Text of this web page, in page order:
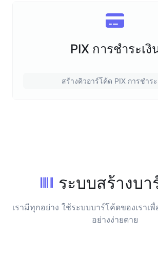
PIX การชำระเงิ
สร้างคิวอาร์โค้ด PIX การชำระ
ระบบสร้างบา
เรามีทุกอย่าง ใช้ระบบบาร์โค้ดของเราเ
อย่างง่ายดาย